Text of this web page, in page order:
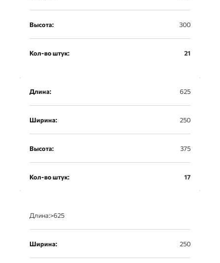
Высота: 300
Кол-во штук: 21
Длина: 625
Ширина: 250
Высота: 375
Кол-во штук: 17
Длина:>625
Ширина: 250